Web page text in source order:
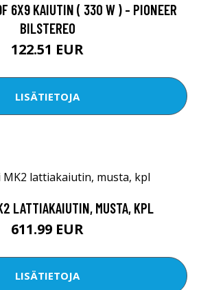
6X9 KAIUTIN ( 330 W ) - PIONEER
BILSTEREO
122.51 EUR
LISÄTIETOJA
LATTIAKAIUTIN, MUSTA, KPL
611.99 EUR
LISÄTIETOJA